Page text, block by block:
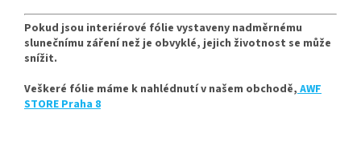
Pokud jsou interiérové fólie vystaveny nadměrnému
slunečnímu záření než je obvyklé, jejich životnost se může
snížit.
Veškeré fólie máme k nahlédnutí v našem obchodě,AWF
STORE Praha 8